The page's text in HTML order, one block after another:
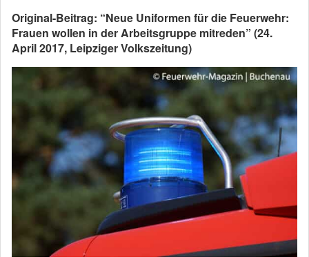
Original-Beitrag: “Neue Uniformen für die Feuerwehr:
Frauen wollen in der Arbeitsgruppe mitreden” (24.
April 2017, Leipziger Volkszeitung)